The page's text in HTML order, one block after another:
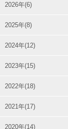
2026年(6)
2025年(8)
2024年(12)
2023年(15)
2022年(18)
2021年(17)
2020年(14)